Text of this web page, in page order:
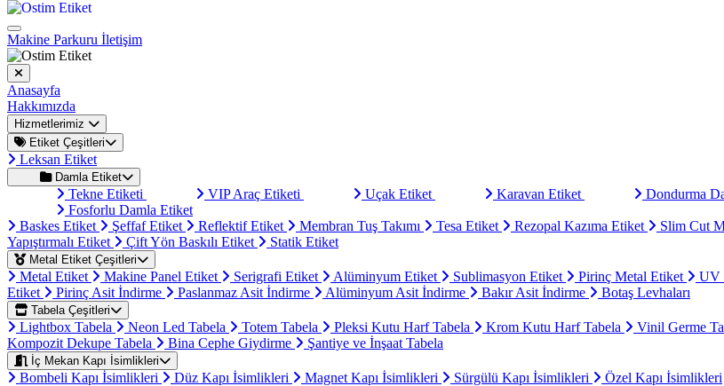
Makine Parkuru İletişim
Anasayfa
Hakkımızda
Hizmetlerimiz
Etiket Çeşitleri
Leksan Etiket
Damla Etiket
Tekne Etiketi VIP Araç Etiketi Uçak Etiket Karavan Etiket Dondurma
Fosforlu Damla Etiket
Baskes Etiket
Şeffaf Etiket Reflektif Etiket Membran Tuş Takımı Tesa Etiket Rezopal Kazıma Etiket Slim Cut
Yapıştırmalı Etiket
Çift Yön Baskılı Etiket Statik Etiket
Metal Etiket Çeşitleri
Metal Etiket Makine Panel Etiket Serigrafi Etiket Alüminyum Etiket Sublimasyon Etiket Pirinç Metal Etiket UV
Etiket
Pirinç Asit İndirme Paslanmaz Asit İndirme Alüminyum Asit İndirme Bakır Asit İndirme Botaş Levhaları
Tabela Çeşitleri
Lightbox Tabela Neon Led Tabela Totem Tabela Pleksi Kutu Harf Tabela Krom Kutu Harf Tabela Vinil Germe
Kompozit Dekupe Tabela
Bina Cephe Giydirme Şantiye ve İnşaat Tabela
İç Mekan Kapı İsimlikleri
Bombeli Kapı İsimlikleri Düz Kapı İsimlikleri Magnet Kapı İsimlikleri Sürgülü Kapı İsimlikleri Özel Kapı İsimlikleri